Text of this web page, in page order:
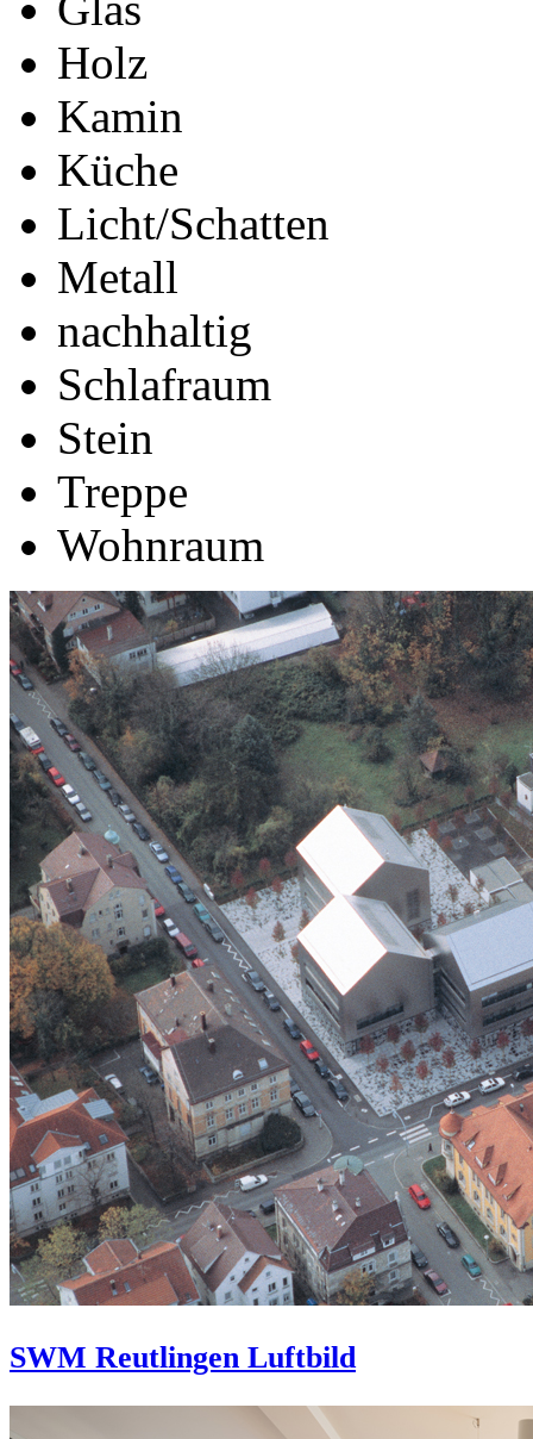
Holz
Kamin
Küche
Licht/Schatten
Metall
nachhaltig
Schlafraum
Stein
Treppe
Wohnraum
SWM Reutlingen Luftbild